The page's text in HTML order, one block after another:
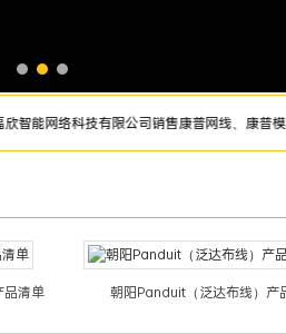
络科技有限公司销售康普网线、康普模块
品清单 朝阳Panduit（泛达布线）产